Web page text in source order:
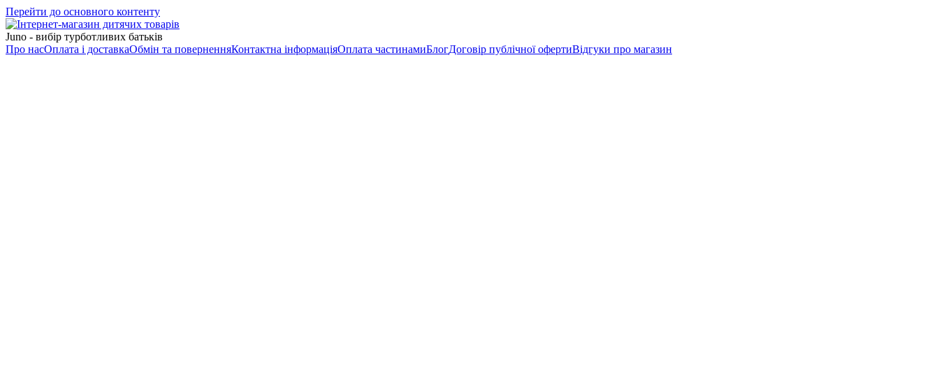
Перейти до основного контенту
Juno - вибір турботливих батьків
Про насОплата і доставкаОбмін та поверненняКонтактна інформаціяОплата частинамиБлогДоговір публічної офертиВідгуки про магазин